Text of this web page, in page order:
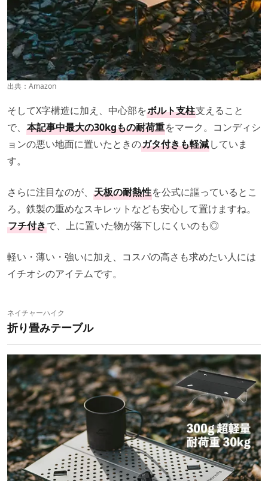
出典： Amazon
そしてX字構造に加え、中心部をボルト支柱支えること
で、 本記事中最大の30kgもの耐荷重をマーク。コンディシ
ョンの悪い地面に置いたときのガタ付きも軽減していま
す。
さらに注目なのが、 天板の耐熱性を公式に謳っているとこ
ろ。鉄製の重めなスキレットなども安心して置けますね。
フチ付きで、上に置いた物が落下しにくいのも◎
軽い・薄い・強いに加え、コスパの高さも求めたい人には
イチオシのアイテムです。
ネイチャーハイク
折り畳みテーブル